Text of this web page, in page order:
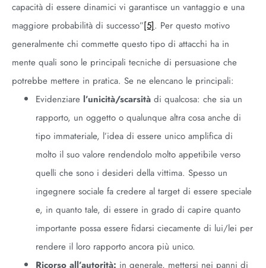
capacità di essere dinamici vi garantisce un vantaggio e una
maggiore probabilità di successo”[5]. Per questo motivo
generalmente chi commette questo tipo di attacchi ha in
mente quali sono le principali tecniche di persuasione che
potrebbe mettere in pratica. Se ne elencano le principali:
Evidenziare l’unicità/scarsità di qualcosa: che sia un
rapporto, un oggetto o qualunque altra cosa anche di
tipo immateriale, l’idea di essere unico amplifica di
molto il suo valore rendendolo molto appetibile verso
quelli che sono i desideri della vittima. Spesso un
ingegnere sociale fa credere al target di essere speciale
e, in quanto tale, di essere in grado di capire quanto
importante possa essere fidarsi ciecamente di lui/lei per
rendere il loro rapporto ancora più unico.
Ricorso all’autorità: in generale, mettersi nei panni di